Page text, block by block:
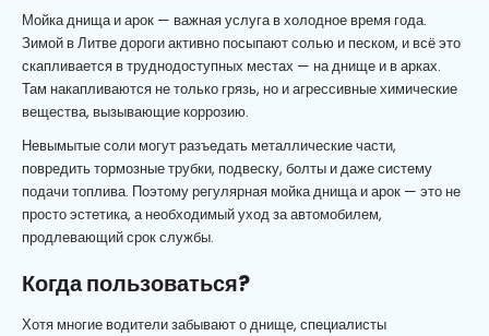
Мойка днища и арок — важная услуга в холодное время года.
Зимой в Литве дороги активно посыпают солью и песком, и всё это
скапливается в труднодоступных местах — на днище и в арках.
Там накапливаются не только грязь, но и агрессивные химические
вещества, вызывающие коррозию.
Невымытые соли могут разъедать металлические части,
повредить тормозные трубки, подвеску, болты и даже систему
подачи топлива. Поэтому регулярная мойка днища и арок — это не
просто эстетика, а необходимый уход за автомобилем,
продлевающий срок службы.
Когда пользоваться?
Хотя многие водители забывают о днище, специалисты